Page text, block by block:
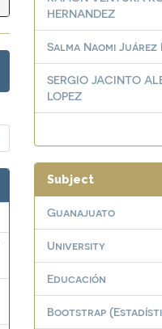
HERNANDEZ
Salma Naomi Juárez
SERGIO JACINTO
LOPEZ
Subject
Guanajuato
University
Educación
Bootstrap